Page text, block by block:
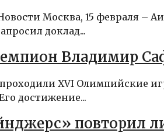
Москва, 15 февраля –
доклад...
Владимир
XVI Олимпийские
достижение...
повторил